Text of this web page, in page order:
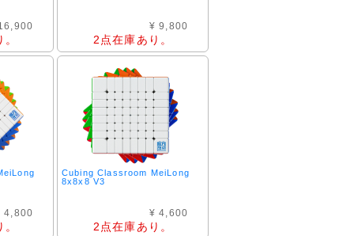
¥ 9,800
2点在庫あり。
4,800
Cubing Classroom MeiLong
8x8x8 V3
¥ 4,600
2点在庫あり。